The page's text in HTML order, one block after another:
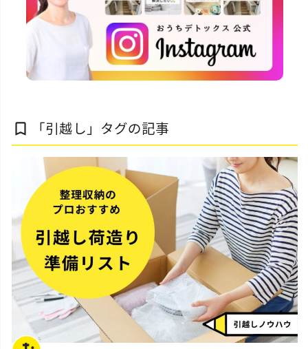
bookmark_border 「引越し」タグの記事
片付けのコツ・アイデア